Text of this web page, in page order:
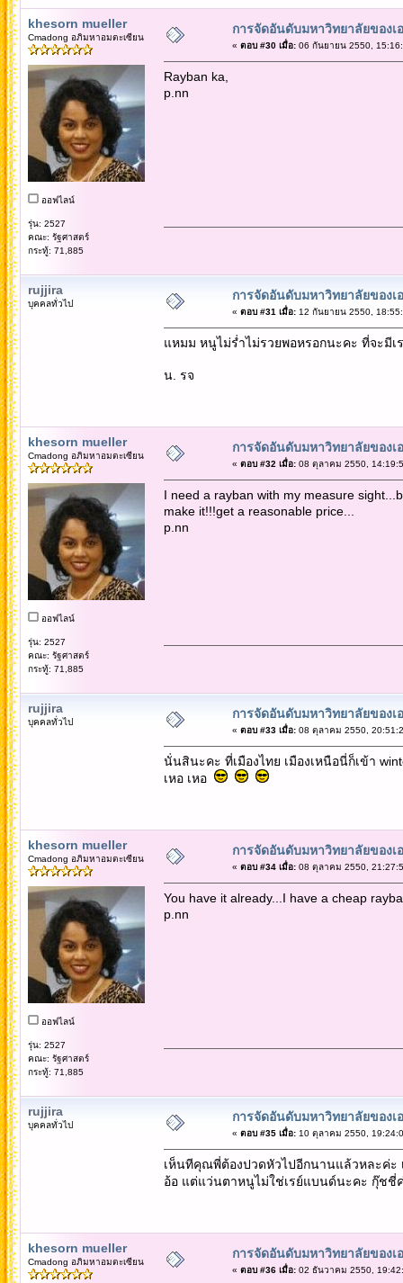
khesorn mueller
Cmadong อภิมหาอมตะเซียน
ออฟไลน์
รุ่น: 2527
คณะ: รัฐศาสตร์
กระทู้: 71,885
การจัดอันดับมหาวิทยาลัยของเ
« ตอบ #30 เมื่อ:06 กันยายน 2550,
Rayban ka,
p.nn
rujjira
บุคคลทั่วไป
การจัดอันดับมหาวิทยาลัยของเ
« ตอบ #31 เมื่อ:12 กันยายน 2550,
แหมม หนูไม่ร่ำไม่รวยพอหรอกนะคะ ที่จะมี
น. รจ
khesorn mueller
Cmadong อภิมหาอมตะเซียน
ออฟไลน์
รุ่น: 2527
คณะ: รัฐศาสตร์
กระทู้: 71,885
การจัดอันดับมหาวิทยาลัยของเ
« ตอบ #32 เมื่อ:08 ตุลาคม 2550,
I need a rayban with my measure
make it!!!get a reasonable price...
p.nn
rujjira
บุคคลทั่วไป
การจัดอันดับมหาวิทยาลัยของเ
« ตอบ #33 เมื่อ:08 ตุลาคม 2550,
นั่นสินะคะ ที่เมืองไทย เมืองเหนือนี่ก็เข้า
เหอ เหอ
khesorn mueller
Cmadong อภิมหาอมตะเซียน
ออฟไลน์
รุ่น: 2527
คณะ: รัฐศาสตร์
กระทู้: 71,885
การจัดอันดับมหาวิทยาลัยของเ
« ตอบ #34 เมื่อ:08 ตุลาคม 2550,
You have it already...I have a cheap
p.nn
rujjira
บุคคลทั่วไป
การจัดอันดับมหาวิทยาลัยของเ
« ตอบ #35 เมื่อ:10 ตุลาคม 2550,
เห็นทีคุณพี่ต้องปวดหัวไปอีกนานแล้วหละค่ะ
อ้อ แต่แว่นตาหนูไม่ใช่เรย์แบนด์นะคะ กุ๊ช
khesorn mueller
Cmadong อภิมหาอมตะเซียน
การจัดอันดับมหาวิทยาลัยของเ
« ตอบ #36 เมื่อ:02 ธันวาคม 2550,